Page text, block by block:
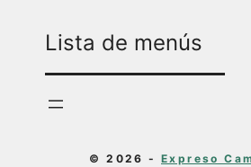
Lista de menús
© 2026 - Expreso